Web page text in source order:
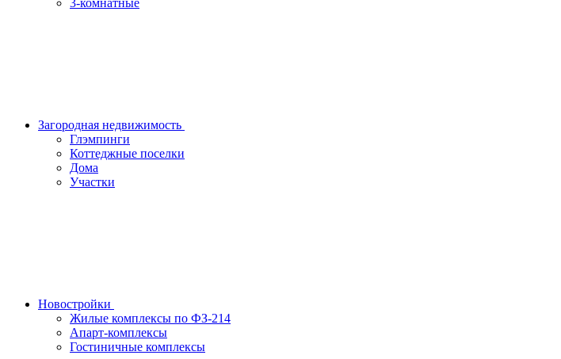
3-комнатные
Загородная недвижимость
Глэмпинги
Коттеджные поселки
Дома
Участки
Новостройки
Жилые комплексы по ФЗ-214
Апарт-комплексы
Гостиничные комплексы